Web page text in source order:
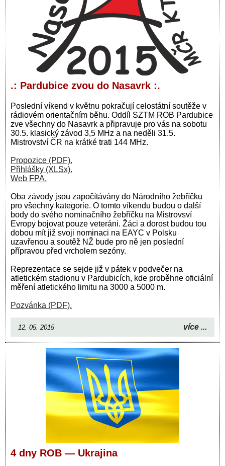
.: Pardubice zvou do Nasavrk :.
Poslední víkend v květnu pokračují celostátní soutěže v
rádiovém orientačním běhu. Oddíl SZTM ROB Pardubice
zve všechny do Nasavrk a připravuje pro vás na sobotu
30.5. klasický závod 3,5 MHz a na neděli 31.5.
Mistrovství ČR na krátké trati 144 MHz.
Propozice (PDF).
Přihlášky (XLSx).
Web FPA.
Oba závody jsou započítávány do Národního žebříčku
pro všechny kategorie. O tomto víkendu budou o další
body do svého nominačního žebříčku na Mistrovsví
Evropy bojovat pouze veteráni. Žáci a dorost budou tou
dobou mít již svoji nominaci na EAYC v Polsku
uzavřenou a soutěž NŽ bude pro ně jen poslední
přípravou před vrcholem sezóny.
Reprezentace se sejde již v pátek v podvečer na
atletickém stadionu v Pardubicích, kde proběhne oficiální
měření atletického limitu na 3000 a 5000 m.
Pozvánka (PDF).
12. 05. 2015 více ...
4 dny ROB — Ukrajina